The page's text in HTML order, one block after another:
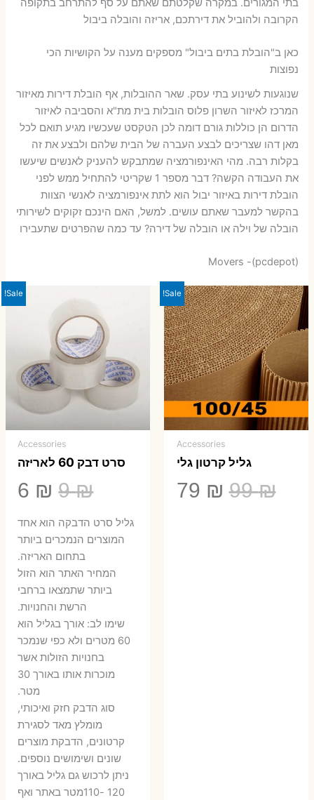
בתי המגורים. במקרה שקלטתם שאתם על סף להתרחב בתקופה
הקרובה ולהוביל את דירתכם, אריזה והובלה ביבול
כאן ב"הובלת בתים ביבול" מספקים מענה על הקושיות הכי
נפוצות
שנוגעות לשינוע בתי עסק. שאר ההובלות, אף הובלת דירות מאיזור
המרכז לאיזור השרון פלוס הובלות בית מת"א והסביבה לאיזור
הדרום הן כוללות גורם דומה לכן הטקסט שעכשיו מגיע תואם לכל
מאן דהו שצריכים לבצע העברה של הבית שלהם ולבצע את זה
בקלות רבה. מהי האינפורמציה שמתבקש להעניק לאנשים שיעשו
את העבודה הקשה? דבר מספר 1 שקריטי להתחיל ממש לפני
הובלת דירות באיזור יבול הוא לתת אינפורמציה לאנשי הצוות
בהקשר למעבר שאתם עושים. למשל, האם הינכם זקוקים לשירותי
הובלה של וילה או הובלה של דירה? עד כמה שהפרטים שתעבירו
Movers -(pcdepot)
Sale!
Accessories
גליל קרטון גלי
99₪
המחיר
79 ₪
הנוכחי
Sale!
Accessories
סרט דבק 60 לאריזה
9₪
היה:
9 ₪.
6 ₪
6 ₪.
גליל סרט הדבקה הוא אחד
המוצרים הנמכרים ביותר
בתחום האריזה.
המחיר האתר הוא הזול
ביותר שתמצאו ברחבי
הרשת והחנויות.
שימו לב: אורך בגליל הוא
60 מטרים ולא כפי שנמכר
בחנויות הזולות אשר
מוכרות אותו באורך 30
מטר.
סוג הדבק חזק ואיכותי,
מומלץ מאד לסגירת
קרטונים, הדבקת מוצרים
שונים ושימושים נוספים.
ניתן לרכוש גם גליל באורך
120 -110מטר באתר ואף